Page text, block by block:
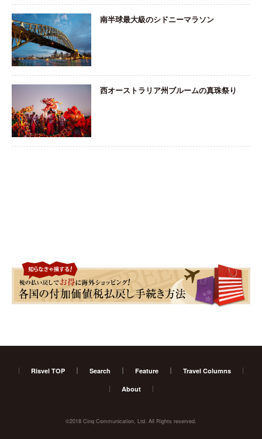
南半球最大級のシドニーマラソン
西オーストラリア州ブルームの真珠祭り
Risvel TOP Search Feature Travel Columns
About
©2018 Cinq Communication, Ltd. All Rights reserved.